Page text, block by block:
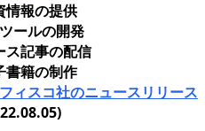
情報の提供
ールの開発
ス記事の配信
書籍の制作
ィスコ社のニュースリリース